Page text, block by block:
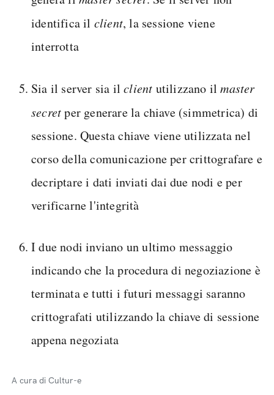
identifica il client, la sessione viene
interrotta
Sia il server sia ilclient utilizzano ilmaster
secretper generare la chiave (simmetrica) di
sessione. Questa chiave viene utilizzata nel
corso della comunicazione per crittografare e
decriptare i dati inviati dai due nodi e per
verificarne l'integrità
I due nodi inviano un ultimo messaggio
indicando che la procedura di negoziazione è
terminata e tutti i futuri messaggi saranno
crittografati utilizzando la chiave di sessione
appena negoziata
A cura di Cultur-e